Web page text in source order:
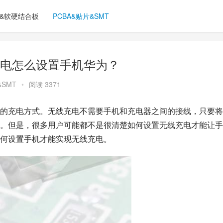
软硬结合板 PCBA&贴片&SMT
怎么设置手机华为？
• 阅读 3371
充电方式。无线充电不需要手机和充电器之间的接线，只要
但是，很多用户可能都不是很清楚如何设置无线充电才能让
设置手机才能实现无线充电。